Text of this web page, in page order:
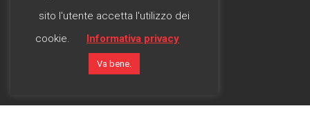
sito l'utente accetta l'utilizzo dei
cookie.
Informativa privacy
Va bene.